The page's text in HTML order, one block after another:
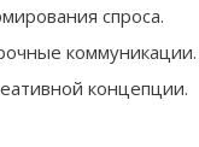
спроса.
коммуникации.
концепции.